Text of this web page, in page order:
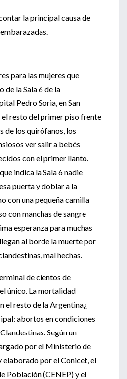
la principal causa de
para las mujeres que
de la Sala 6 de la
Pedro Soria, en San
el resto del primer piso frente
de los quirófanos, los
ver salir a bebés
con el primer llanto.
indica la Sala 6 nadie
puerta y doblar a la
con una pequeña camilla
con manchas de sangre
esperanza para muchas
al borde la muerte por
mal hechas.
de cientos de
único. La mortalidad
el resto de la Argentina¿
abortos en condiciones
Según un
por el Ministerio de
elaborado por el Conicet, el
Población (CENEP) y el